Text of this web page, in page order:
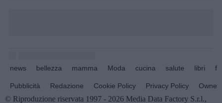
news bellezza mamma Moda cucina salute libri
Pubblicità Redazione Cookie Policy Privacy Policy
© Riproduzione riservata 1997 - 2026 Media Data Factory S.r.l.,